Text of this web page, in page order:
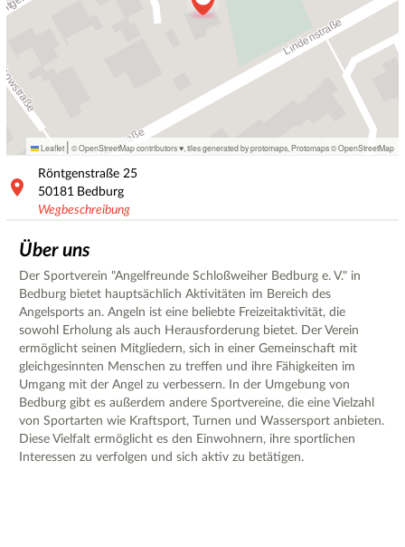
Leaflet | © OpenStreetMap contributors ♥, tiles generated by protomaps Protomaps©OpenStreetMap
Röntgenstraße 25
50181 Bedburg
Wegbeschreibung
Über uns
Der Sportverein "Angelfreunde Schloßweiher Bedburg e. V." in
Bedburg bietet hauptsächlich Aktivitäten im Bereich des
Angelsports an. Angeln ist eine beliebte Freizeitaktivität, die
sowohl Erholung als auch Herausforderung bietet. Der Verein
ermöglicht seinen Mitgliedern, sich in einer Gemeinschaft mit
gleichgesinnten Menschen zu treffen und ihre Fähigkeiten im
Umgang mit der Angel zu verbessern. In der Umgebung von
Bedburg gibt es außerdem andere Sportvereine, die eine Vielzahl
von Sportarten wie Kraftsport, Turnen und Wassersport anbieten.
Diese Vielfalt ermöglicht es den Einwohnern, ihre sportlichen
Interessen zu verfolgen und sich aktiv zu betätigen.